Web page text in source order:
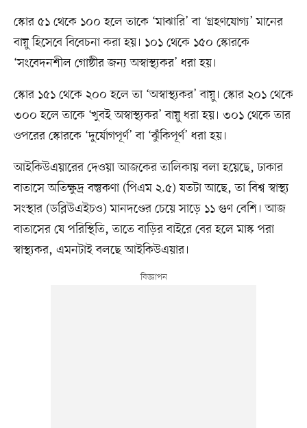
স্কোর ৫১ থেকে ১০০ হলে তাকে ‘মাঝারি’ বা ‘গ্রহণযোগ্য’ মানের
বায়ু হিসেবে বিবেচনা করা হয়। ১০১ থেকে ১৫০ স্কোরকে
‘সংবেদনশীল গোষ্ঠীর জন্য অস্বাস্থ্যকর’ ধরা হয়।
স্কোর ১৫১ থেকে ২০০ হলে তা ‘অস্বাস্থ্যকর’ বায়ু। স্কোর ২০১ থেকে
৩০০ হলে তাকে ‘খুবই অস্বাস্থ্যকর’ বায়ু ধরা হয়। ৩০১ থেকে তার
ওপরের স্কোরকে ‘দুর্যোগপূর্ণ’ বা ‘ঝুঁকিপূর্ণ’ ধরা হয়।
আইকিউএয়ারের দেওয়া আজকের তালিকায় বলা হয়েছে, ঢাকার
বাতাসে অতিক্ষুদ্র বস্তুকণা (পিএম ২.৫) যতটা আছে, তা বিশ্ব স্বাস্থ্য
সংস্থার (ডব্লিউএইচও) মানদণ্ডের চেয়ে সাড়ে ১১ গুণ বেশি। আজ
বাতাসের যে পরিস্থিতি, তাতে বাড়ির বাইরে বের হলে মাস্ক পরা
স্বাস্থ্যকর, এমনটাই বলছে আইকিউএয়ার।